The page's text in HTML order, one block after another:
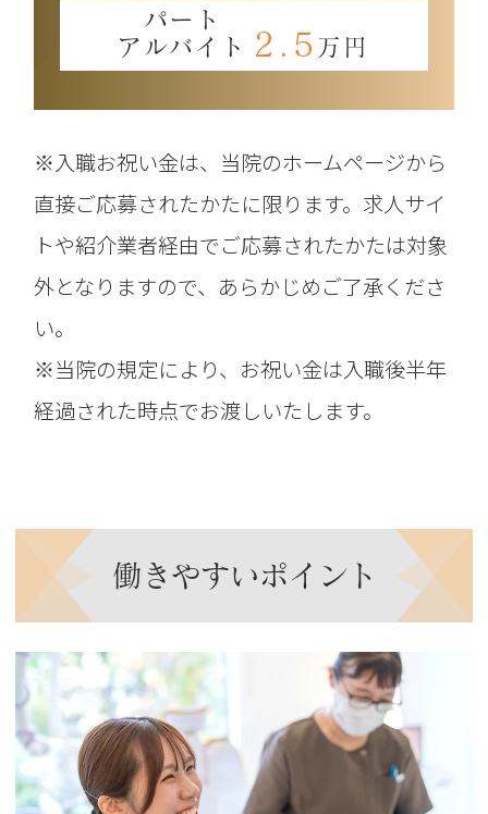
パート
アルバイト
2.5 万円
※入職お祝い金は、当院のホームページから
直接ご応募されたかたに限ります。求人サイ
トや紹介業者経由でご応募されたかたは対象
外となりますので、あらかじめご了承くださ
い。
※当院の規定により、お祝い金は入職後半年
経過された時点でお渡しいたします。
働きやすいポイント